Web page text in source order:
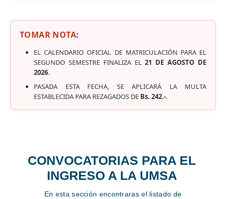
TOMAR NOTA:
EL CALENDARIO OFICIAL DE MATRICULACIÓN PARA EL
SEGUNDO SEMESTRE FINALIZA EL21 DE AGOSTO DE
2026.
PASADA ESTA FECHA, SE APLICARÁ LA MULTA
ESTABLECIDA PARA REZAGADOS DE Bs. 242.-.
CONVOCATORIAS PARA EL
INGRESO A LA UMSA
En esta sección encontraras el listado de